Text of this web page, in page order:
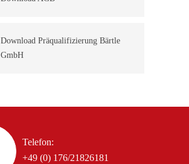
Download Präqualifizierung Bärtle
GmbH
Telefon:
+49 (0) 176/21826181